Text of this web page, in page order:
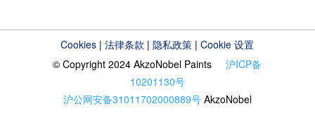
Cookies |法律条款 |隐私政策 |Cookie 设置
© Copyright 2024 AkzoNobel Paints沪ICP备
10201130号
沪公网安备31011702000889号 AkzoNobel